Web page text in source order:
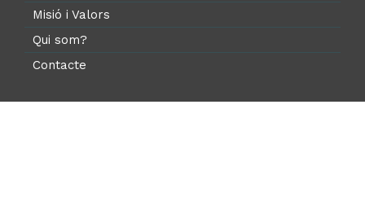
Misió i Valors
Qui som?
Contacte